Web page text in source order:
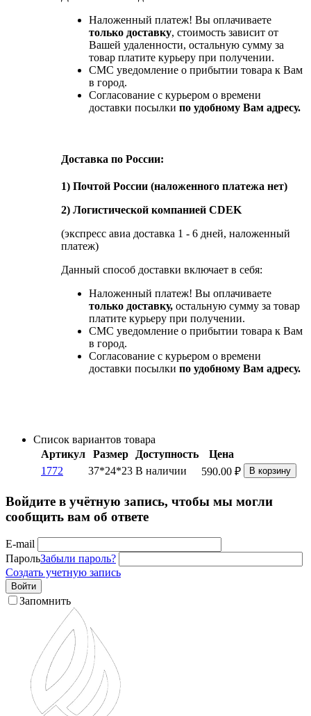
Наложенный платеж! Вы оплачиваете
только доставку, стоимость зависит от
Вашей удаленности, остальную сумму за
товар платите курьеру при получении.
СМС уведомление о прибытии товара к Вам
в город.
Согласование с курьером о времени
доставки посылки по удобному Вам адресу.
Доставка по России:
1) Почтой России (наложенного платежа нет)
2) Логистической компанией CDEK
(экспресс авиа доставка 1 - 6 дней, наложенный
платеж)
Данный способ доставки включает в себя:
Наложенный платеж! Вы оплачиваете
только доставку, остальную сумму за товар
платите курьеру при получении.
СМС уведомление о прибытии товара к Вам
в город.
Согласование с курьером о времени
доставки посылки по удобному Вам адресу.
Список вариантов товара
Артикул
Размер Доступность
Цена
1772
37*24*23 В наличии 590.00 ₽ В корзину
Войдите в учётную запись, чтобы мы могли
сообщить вам об ответе
E-mail
ПарольЗабыли пароль?
Создать учетную запись
Войти
Запомнить